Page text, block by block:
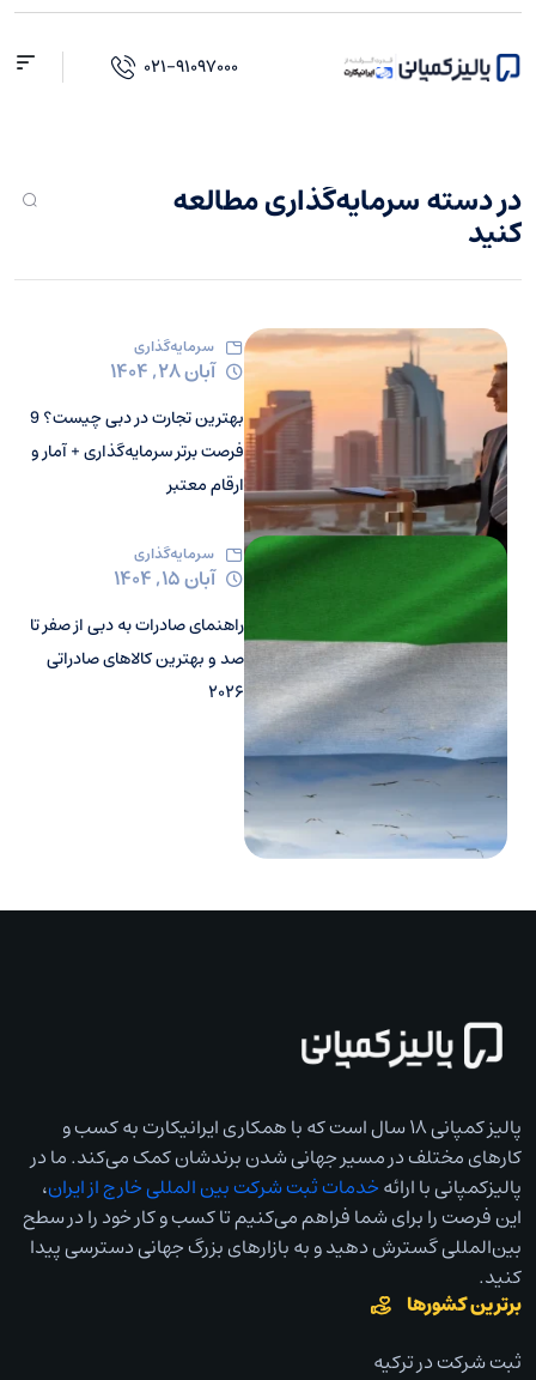
محتوا
۰۲۱-۹۱۰۹۷۰۰۰
در دسته سرمایه‌گذاری مطالعه
کنید
سرمایه‌گذاری
آبان ۲۸, ۱۴۰۴
بهترین تجارت در دبی چیست؟ 9
فرصت برتر سرمایه‌گذاری + آمار و
ارقام معتبر
سرمایه‌گذاری
آبان ۱۵, ۱۴۰۴
راهنمای صادرات به دبی از صفر تا
صد و بهترین کالاهای صادراتی
۲۰۲۶
پالیز کمپانی ۱۸ سال است که با همکاری ایرانیکارت به کسب و
کارهای مختلف در مسیر جهانی شدن برندشان کمک می‌کند. ما در
پالیزکمپانی با ارائهخدمات ثبت شرکت بین المللی خارج از ایران،
این فرصت را برای شما فراهم می‌کنیم تا کسب و کار خود را در سطح
بین‌المللی گسترش دهید و به بازارهای بزرگ جهانی دسترسی پیدا
کنید.
برترین کشورها
ثبت شرکت در ترکیه